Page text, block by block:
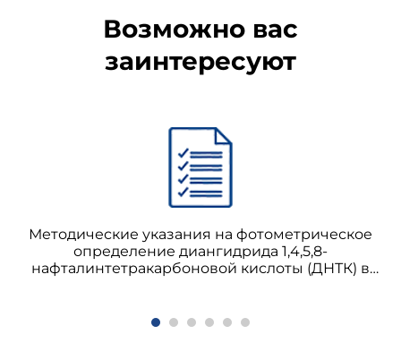
Возможно вас
заинтересуют
Методические указания на фотометрическое
определение диангидрида 1,4,5,8-
нафталинтетракарбоновой кислоты (ДНТК) в